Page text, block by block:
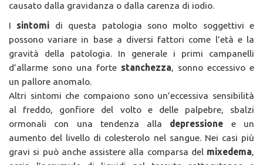
causato dalla gravidanza o dalla carenza di iodio.
I sintomi di questa patologia sono molto soggettivi e
possono variare in base a diversi fattori come l’età e la
gravità della patologia. In generale i primi campanelli
d’allarme sono una forte stanchezza, sonno eccessivo e
un pallore anomalo.
Altri sintomi che compaiono sono un’eccessiva sensibilità
al freddo, gonfiore del volto e delle palpebre, sbalzi
ormonali con una tendenza alla depressione e un
aumento del livello di colesterolo nel sangue. Nei casi più
gravi si può anche assistere alla comparsa del mixedema,